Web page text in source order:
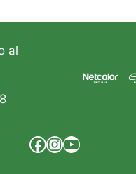
al
Facebook InstagramYouTube